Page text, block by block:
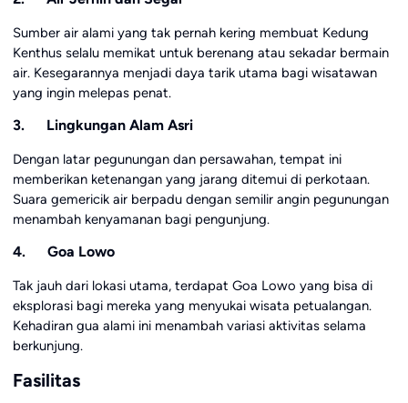
Sumber air alami yang tak pernah kering membuat Kedung
Kenthus selalu memikat untuk berenang atau sekadar bermain
air. Kesegarannya menjadi daya tarik utama bagi wisatawan
yang ingin melepas penat.
3. Lingkungan Alam Asri
Dengan latar pegunungan dan persawahan, tempat ini
memberikan ketenangan yang jarang ditemui di perkotaan.
Suara gemericik air berpadu dengan semilir angin pegunungan
menambah kenyamanan bagi pengunjung.
4. Goa Lowo
Tak jauh dari lokasi utama, terdapat Goa Lowo yang bisa di
eksplorasi bagi mereka yang menyukai wisata petualangan.
Kehadiran gua alami ini menambah variasi aktivitas selama
berkunjung.
Fasilitas